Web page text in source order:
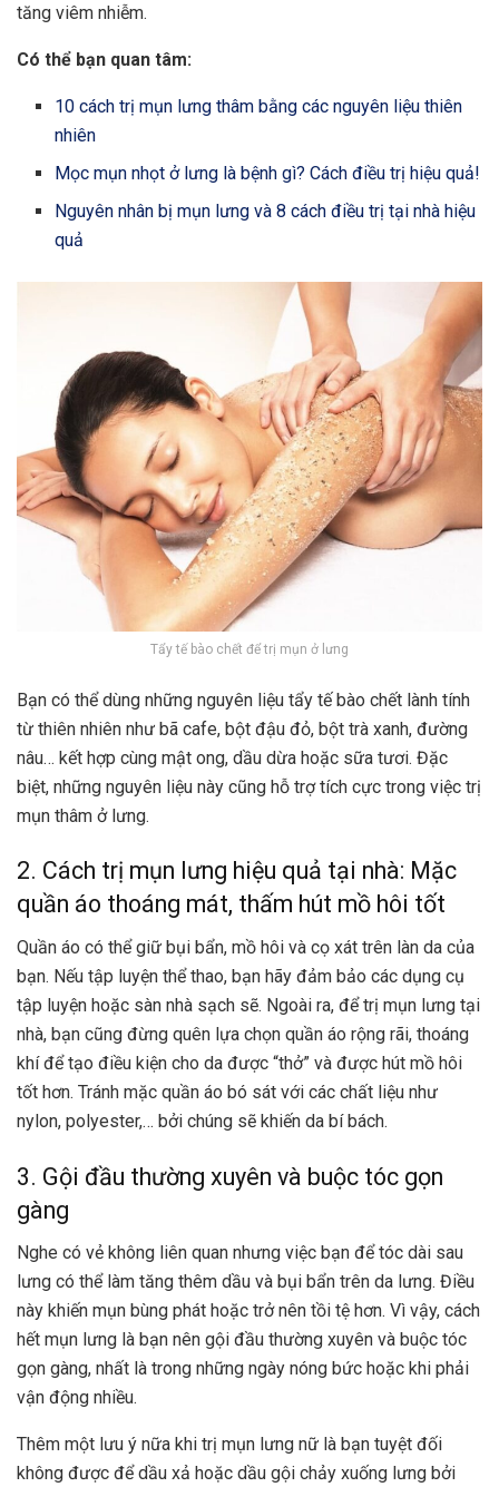
tăng viêm nhiễm.
Có thể bạn quan tâm:
10 cách trị mụn lưng thâm bằng các nguyên liệu thiên
nhiên
Mọc mụn nhọt ở lưng là bệnh gì? Cách điều trị hiệu quả!
Nguyên nhân bị mụn lưng và 8 cách điều trị tại nhà hiệu
quả
Tẩy tế bào chết để trị mụn ở lưng
Bạn có thể dùng những nguyên liệu tẩy tế bào chết lành tính
từ thiên nhiên như bã cafe, bột đậu đỏ, bột trà xanh, đường
nâu… kết hợp cùng mật ong, dầu dừa hoặc sữa tươi. Đặc
biệt, những nguyên liệu này cũng hỗ trợ tích cực trong việc trị
mụn thâm ở lưng.
2. Cách trị mụn lưng hiệu quả tại nhà: Mặc
quần áo thoáng mát, thấm hút mồ hôi tốt
Quần áo có thể giữ bụi bẩn, mồ hôi và cọ xát trên làn da của
bạn. Nếu tập luyện thể thao, bạn hãy đảm bảo các dụng cụ
tập luyện hoặc sàn nhà sạch sẽ. Ngoài ra, để trị mụn lưng tại
nhà, bạn cũng đừng quên lựa chọn quần áo rộng rãi, thoáng
khí để tạo điều kiện cho da được “thở” và được hút mồ hôi
tốt hơn. Tránh mặc quần áo bó sát với các chất liệu như
nylon, polyester,… bởi chúng sẽ khiến da bí bách.
3. Gội đầu thường xuyên và buộc tóc gọn
gàng
Nghe có vẻ không liên quan nhưng việc bạn để tóc dài sau
lưng có thể làm tăng thêm dầu và bụi bẩn trên da lưng. Điều
này khiến mụn bùng phát hoặc trở nên tồi tệ hơn. Vì vậy, cách
hết mụn lưng là bạn nên gội đầu thường xuyên và buộc tóc
gọn gàng, nhất là trong những ngày nóng bức hoặc khi phải
vận động nhiều.
Thêm một lưu ý nữa khi trị mụn lưng nữ là bạn tuyệt đối
không được để dầu xả hoặc dầu gội chảy xuống lưng bởi